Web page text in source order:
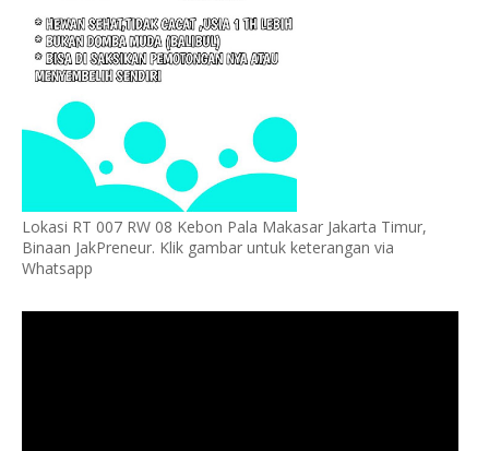
Lokasi RT 007 RW 08 Kebon Pala Makasar Jakarta Timur,
Binaan JakPreneur. Klik gambar untuk keterangan via
Whatsapp